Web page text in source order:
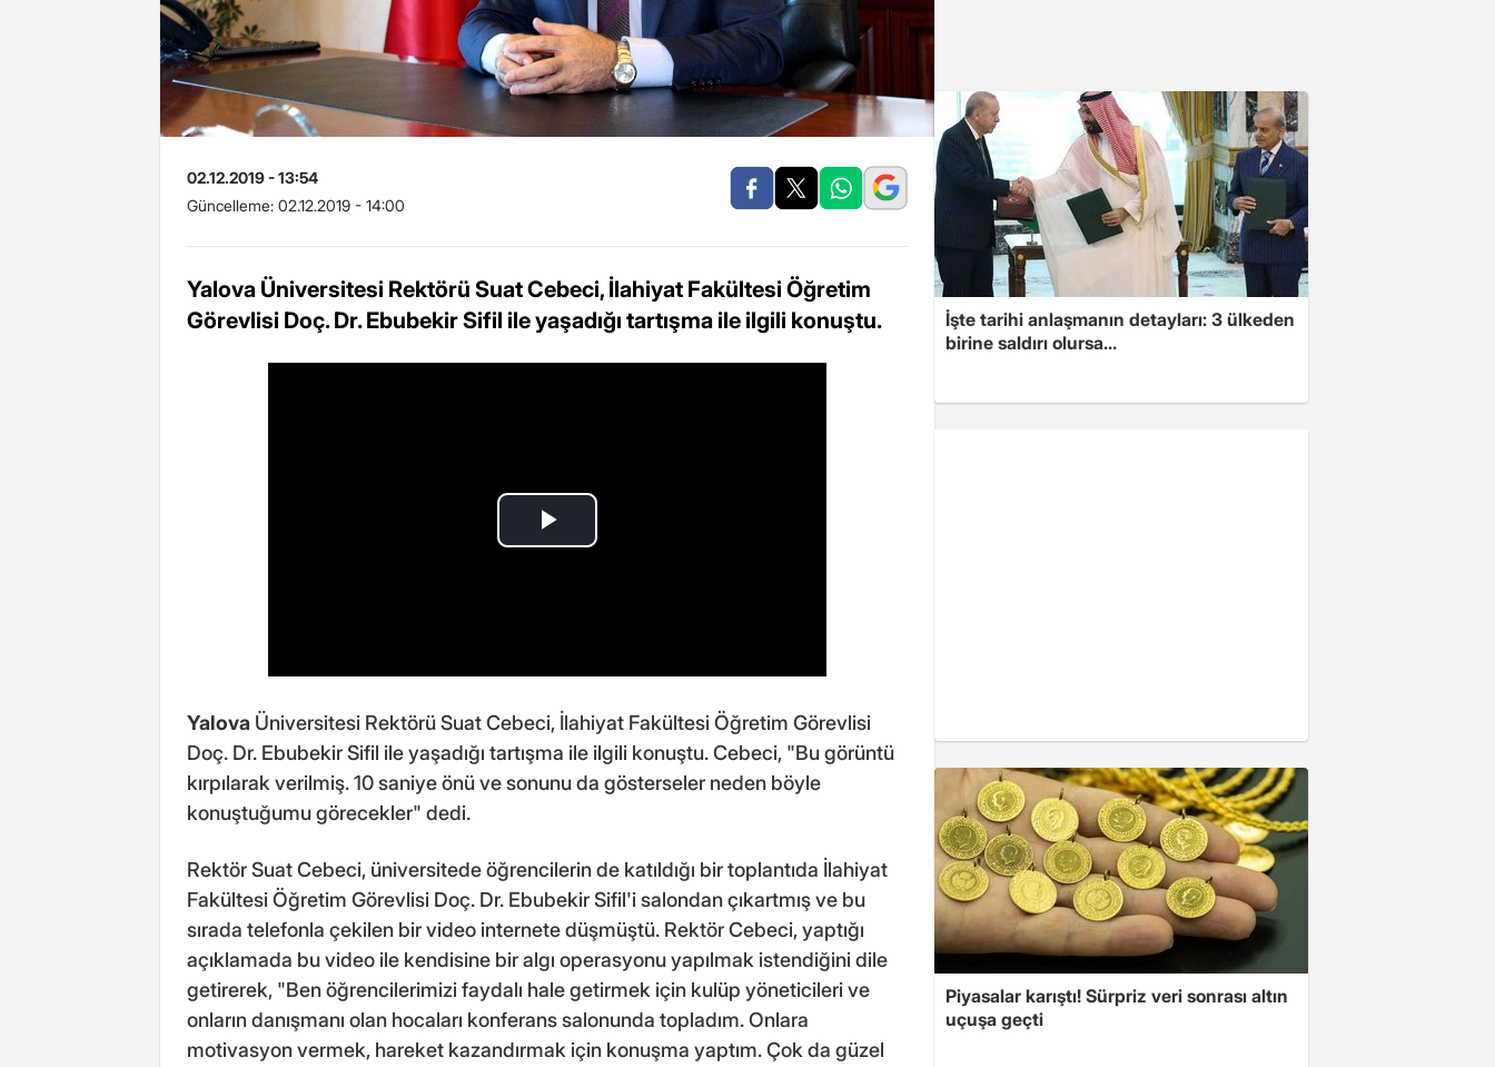
02.12.2019 - 13:54
Güncelleme: 02.12.2019 - 14:00
Yalova Üniversitesi Rektörü Suat Cebeci, İlahiyat Fakültesi Öğretim
Görevlisi Doç. Dr. Ebubekir Sifil ile yaşadığı tartışma ile ilgili konuştu.
Yalova Üniversitesi Rektörü Suat Cebeci, İlahiyat Fakültesi Öğretim Görevlisi
Doç. Dr. Ebubekir Sifil ile yaşadığı tartışma ile ilgili konuştu. Cebeci, "Bu görüntü
kırpılarak verilmiş. 10 saniye önü ve sonunu da gösterseler neden böyle
konuştuğumu görecekler" dedi.
Rektör Suat Cebeci, üniversitede öğrencilerin de katıldığı bir toplantıda İlahiyat
Fakültesi Öğretim Görevlisi Doç. Dr. Ebubekir Sifil'i salondan çıkartmış ve bu
sırada telefonla çekilen bir video internete düşmüştü. Rektör Cebeci, yaptığı
açıklamada bu video ile kendisine bir algı operasyonu yapılmak istendiğini dile
getirerek, "Ben öğrencilerimizi faydalı hale getirmek için kulüp yöneticileri ve
onların danışmanı olan hocaları konferans salonunda topladım. Onlara
motivasyon vermek, hareket kazandırmak için konuşma yaptım. Çok da güzel
İşte tarihi anlaşmanın detayları: 3 ülkeden
birine saldırı olursa...
Piyasalar karıştı! Sürpriz veri sonrası altın
uçuşa geçti